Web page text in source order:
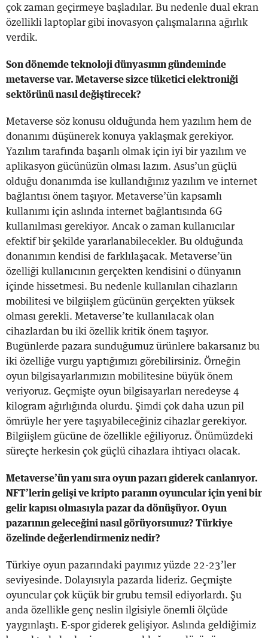
çok zaman geçirmeye başladılar. Bu nedenle dual ekran
özellikli laptoplar gibi inovasyon çalışmalarına ağırlık
verdik.
Son dönemde teknoloji dünyasının gündeminde
metaverse var. Metaverse sizce tüketici elektroniği
sektörünü nasıl değiştirecek?
Metaverse söz konusu olduğunda hem yazılım hem de
donanımı düşünerek konuya yaklaşmak gerekiyor.
Yazılım tarafında başarılı olmak için iyi bir yazılım ve
aplikasyon gücünüzün olması lazım. Asus’un güçlü
olduğu donanımda ise kullandığınız yazılım ve internet
bağlantısı önem taşıyor. Metaverse’ün kapsamlı
kullanımı için aslında internet bağlantısında 6G
kullanılması gerekiyor. Ancak o zaman kullanıcılar
efektif bir şekilde yararlanabilecekler. Bu olduğunda
donanımın kendisi de farklılaşacak. Metaverse’ün
özelliği kullanıcının gerçekten kendisini o dünyanın
içinde hissetmesi. Bu nedenle kullanılan cihazların
mobilitesi ve bilgiişlem gücünün gerçekten yüksek
olması gerekli. Metaverse’te kullanılacak olan
cihazlardan bu iki özellik kritik önem taşıyor.
Bugünlerde pazara sunduğumuz ürünlere bakarsanız bu
iki özelliğe vurgu yaptığımızı görebilirsiniz. Örneğin
oyun bilgisayarlarımızın mobilitesine büyük önem
veriyoruz. Geçmişte oyun bilgisayarları neredeyse 4
kilogram ağırlığında olurdu. Şimdi çok daha uzun pil
ömrüyle her yere taşıyabileceğiniz cihazlar gerekiyor.
Bilgiişlem gücüne de özellikle eğiliyoruz. Önümüzdeki
süreçte herkesin çok güçlü cihazlara ihtiyacı olacak.
Metaverse’ün yanı sıra oyun pazarı giderek canlanıyor.
NFT’lerin gelişi ve kripto paranın oyuncular için yeni bir
gelir kapısı olmasıyla pazar da dönüşüyor. Oyun
pazarının geleceğini nasıl görüyorsunuz? Türkiye
özelinde değerlendirmeniz nedir?
Türkiye oyun pazarındaki payımız yüzde 22-23’ler
seviyesinde. Dolayısıyla pazarda lideriz. Geçmişte
oyuncular çok küçük bir grubu temsil ediyorlardı. Şu
anda özellikle genç neslin ilgisiyle önemli ölçüde
yaygınlaştı. E-spor giderek gelişiyor. Aslında geldiğimiz